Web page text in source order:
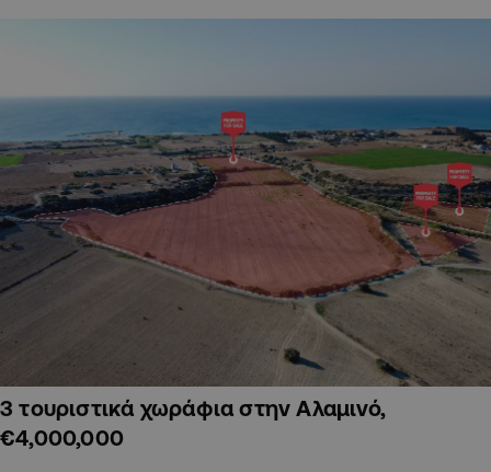
3 τουριστικά χωράφια στην Αλαμινό,
€4,000,000